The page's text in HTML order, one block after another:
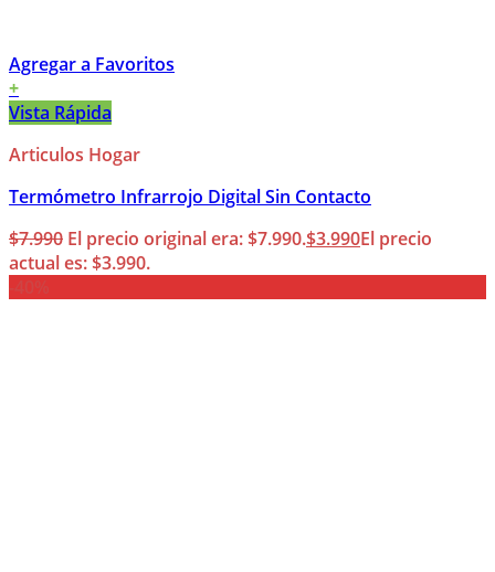
Agregar a Favoritos
+
Vista Rápida
Articulos Hogar
Termómetro Infrarrojo Digital Sin Contacto
$7.990 El precio original era: $7.990.$3.990El precio
actual es: $3.990.